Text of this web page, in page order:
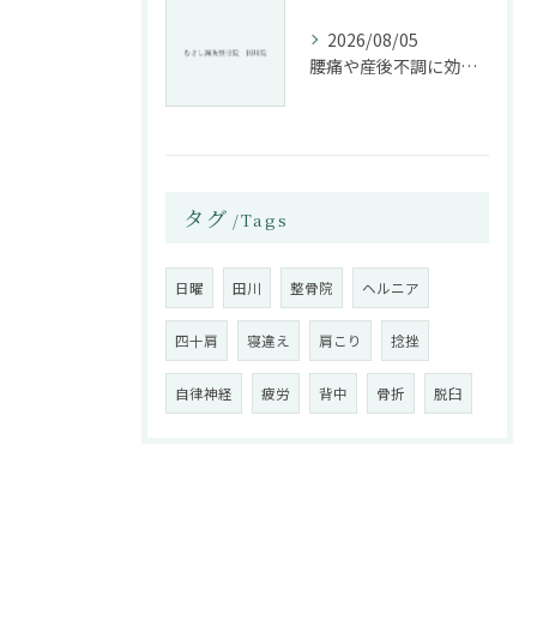
2026/08/05
腰痛や産後不調に効く整骨院の施術と姿勢改善法
タグ Tags
日曜 田川 整骨院 ヘルニア
四十肩 寝違え 肩こり 捻挫
自律神経 疲労 背中 骨折 脱臼